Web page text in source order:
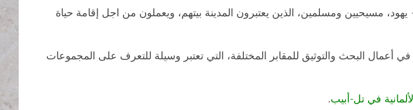
مسيحيين ومسلمين، الذين يعتبرون المدينة بيتهم، ويعملون من اجل إقامة حياة
البحث والتوثيق للمقابر المختلفة، التي تعتبر وسيلة للتعرف على المجموعات
في تل-أبيب.